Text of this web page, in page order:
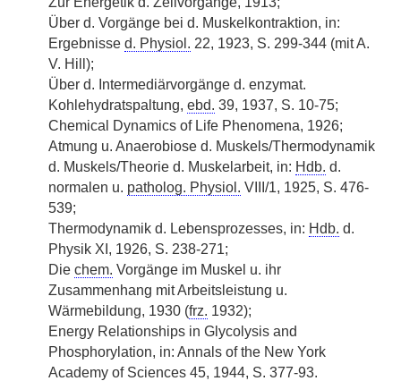
Über d. Vorgänge bei d. Muskelkontraktion, in:
Ergebnisse d. Physiol. 22, 1923, S. 299-344 (mit A.
V. Hill);
Über d. Intermediärvorgänge d. enzymat.
Kohlehydratspaltung, ebd. 39, 1937, S. 10-75;
Chemical Dynamics of Life Phenomena, 1926;
Atmung u. Anaerobiose d. Muskels/Thermodynamik
d. Muskels/Theorie d. Muskelarbeit, in: Hdb. d.
normalen u. patholog. Physiol. VIII/1, 1925, S. 476-
539;
Thermodynamik d. Lebensprozesses, in: Hdb. d.
Physik XI, 1926, S. 238-271;
Die chem. Vorgänge im Muskel u. ihr
Zusammenhang mit Arbeitsleistung u.
Wärmebildung, 1930 (frz. 1932);
Energy Relationships in Glycolysis and
Phosphorylation, in: Annals of the New York
Academy of Sciences 45, 1944, S. 377-93.